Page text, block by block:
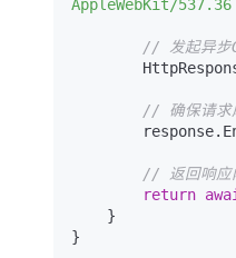
AppleWebKit/
// 发起异步
// 确保请求
// 返回响应
return